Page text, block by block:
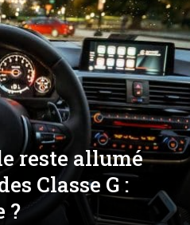
reste allumé
Classe G :
?